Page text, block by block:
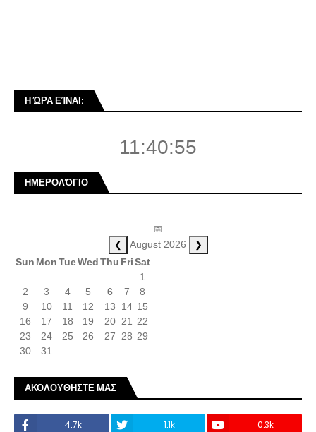
Η ΏΡΑ ΕΊΝΑΙ:
11:40:55
ΗΜΕΡΟΛΌΓΙΟ
📅
❮ August 2026 ❯
Sun MonTueWedThu FriSat
1
2
3 4 5 6 7
8
9
10 11 12 13 14 15
16
17 18 19 20 21
22
23
24 25 26 27 28 29
30
31
ΑΚΟΛΟΥΘΗΣΤΕ ΜΑΣ
4.7k 1.1k 0.3k